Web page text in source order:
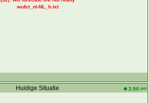
wufct_nl-NL_h.txt
Huidige Situatie 2:50 pm